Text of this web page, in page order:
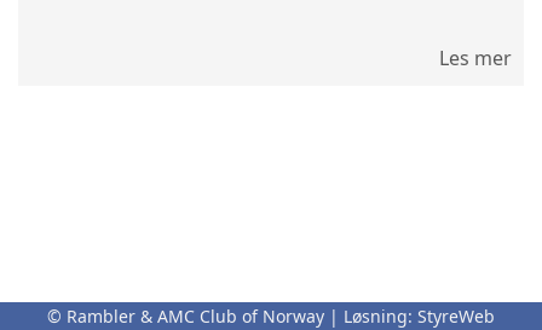
Les mer
© Rambler & AMC Club of Norway | Løsning: StyreWeb